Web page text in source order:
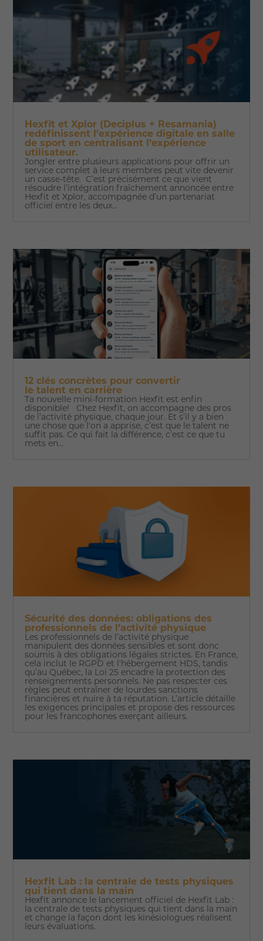
Hexfit et Xplor (Deciplus + Resamania)
redéfinissent l’expérience digitale en salle
de sport en centralisant l’expérience
utilisateur.
Jongler entre plusieurs applications pour offrir un
service complet à leurs membres peut vite devenir
un casse-tête. C’est précisément ce que vient
résoudre l’intégration fraîchement annoncée entre
Hexfit et Xplor, accompagnée d’un partenariat
officiel entre les deux...
12 clés concrètes pour convertir
le talent en carrière
Ta nouvelle mini-formation Hexfit est enfin
disponible! Chez Hexfit, on accompagne des pros
de l’activité physique, chaque jour. Et s’il y a bien
une chose que l'on a apprise, c’est que le talent ne
suffit pas. Ce qui fait la différence, c’est ce que tu
mets en...
Sécurité des données: obligations des
professionnels de l’activité physique
Les professionnels de l’activité physique
manipulent des données sensibles et sont donc
soumis à des obligations légales strictes. En France,
cela inclut le RGPD et l’hébergement HDS, tandis
qu’au Québec, la Loi 25 encadre la protection des
renseignements personnels. Ne pas respecter ces
règles peut entraîner de lourdes sanctions
financières et nuire à ta réputation. L’article détaille
les exigences principales et propose des ressources
pour les francophones exerçant ailleurs.
Hexfit Lab : la centrale de tests physiques
qui tient dans la main
Hexfit annonce le lancement officiel de Hexfit Lab :
la centrale de tests physiques qui tient dans la main
et change la façon dont les kinésiologues réalisent
leurs évaluations.